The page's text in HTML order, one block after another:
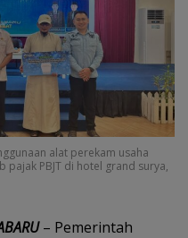
alat perekam usaha
PBJT di hotel grand surya,
– Pemerintah